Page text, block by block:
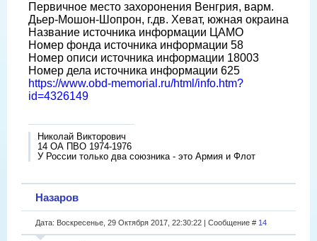
Первичное место захоронения Венгрия, варм.
Дьер-Мошон-Шопрон, г.дв. Хеват, южная окраина
Название источника информации ЦАМО
Номер фонда источника информации 58
Номер описи источника информации 18003
Номер дела источника информации 625
https://www.obd-memorial.ru/html/info.htm?
id=4326149
Николай Викторович
14 ОА ПВО 1974-1976
У России только два союзника - это Армия и Флот
Назаров
Дата: Воскресенье, 29 Октября 2017, 22:30:22 | Сообщение # 14